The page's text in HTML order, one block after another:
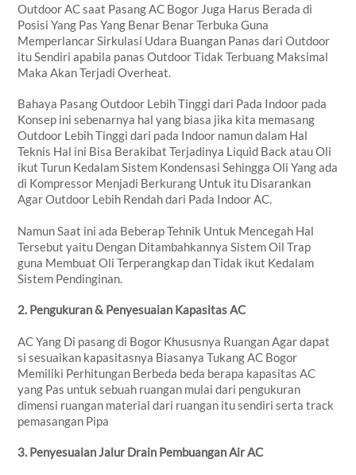
Outdoor AC saat Pasang AC Bogor Juga Harus Berada di
Posisi Yang Pas Yang Benar Benar Terbuka Guna
Memperlancar Sirkulasi Udara Buangan Panas dari Outdoor
itu Sendiri apabila panas Outdoor Tidak Terbuang Maksimal
Maka Akan Terjadi Overheat.
Bahaya Pasang Outdoor Lebih Tinggi dari Pada Indoor pada
Konsep ini sebenarnya hal yang biasa jika kita memasang
Outdoor Lebih Tinggi dari pada Indoor namun dalam Hal
Teknis Hal ini Bisa Berakibat Terjadinya Liquid Back atau Oli
ikut Turun Kedalam Sistem Kondensasi Sehingga Oli Yang ada
di Kompressor Menjadi Berkurang Untuk itu Disarankan
Agar Outdoor Lebih Rendah dari Pada Indoor AC.
Namun Saat ini ada Beberap Tehnik Untuk Mencegah Hal
Tersebut yaitu Dengan Ditambahkannya Sistem Oil Trap
guna Membuat Oli Terperangkap dan Tidak ikut Kedalam
Sistem Pendinginan.
2. Pengukuran & Penyesuaian Kapasitas AC
AC Yang Di pasang di Bogor Khususnya Ruangan Agar dapat
si sesuaikan kapasitasnya Biasanya Tukang AC Bogor
Memiliki Perhitungan Berbeda beda berapa kapasitas AC
yang Pas untuk sebuah ruangan mulai dari pengukuran
dimensi ruangan material dari ruangan itu sendiri serta track
pemasangan Pipa
3. Penyesuaian Jalur Drain Pembuangan Air AC